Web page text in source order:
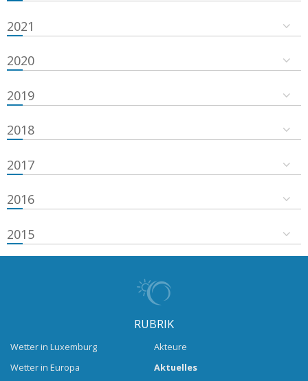
2021
2020
2019
2018
2017
2016
2015
RUBRIK
Wetter in Luxemburg
Wetter in Europa
Akteure
Aktuelles